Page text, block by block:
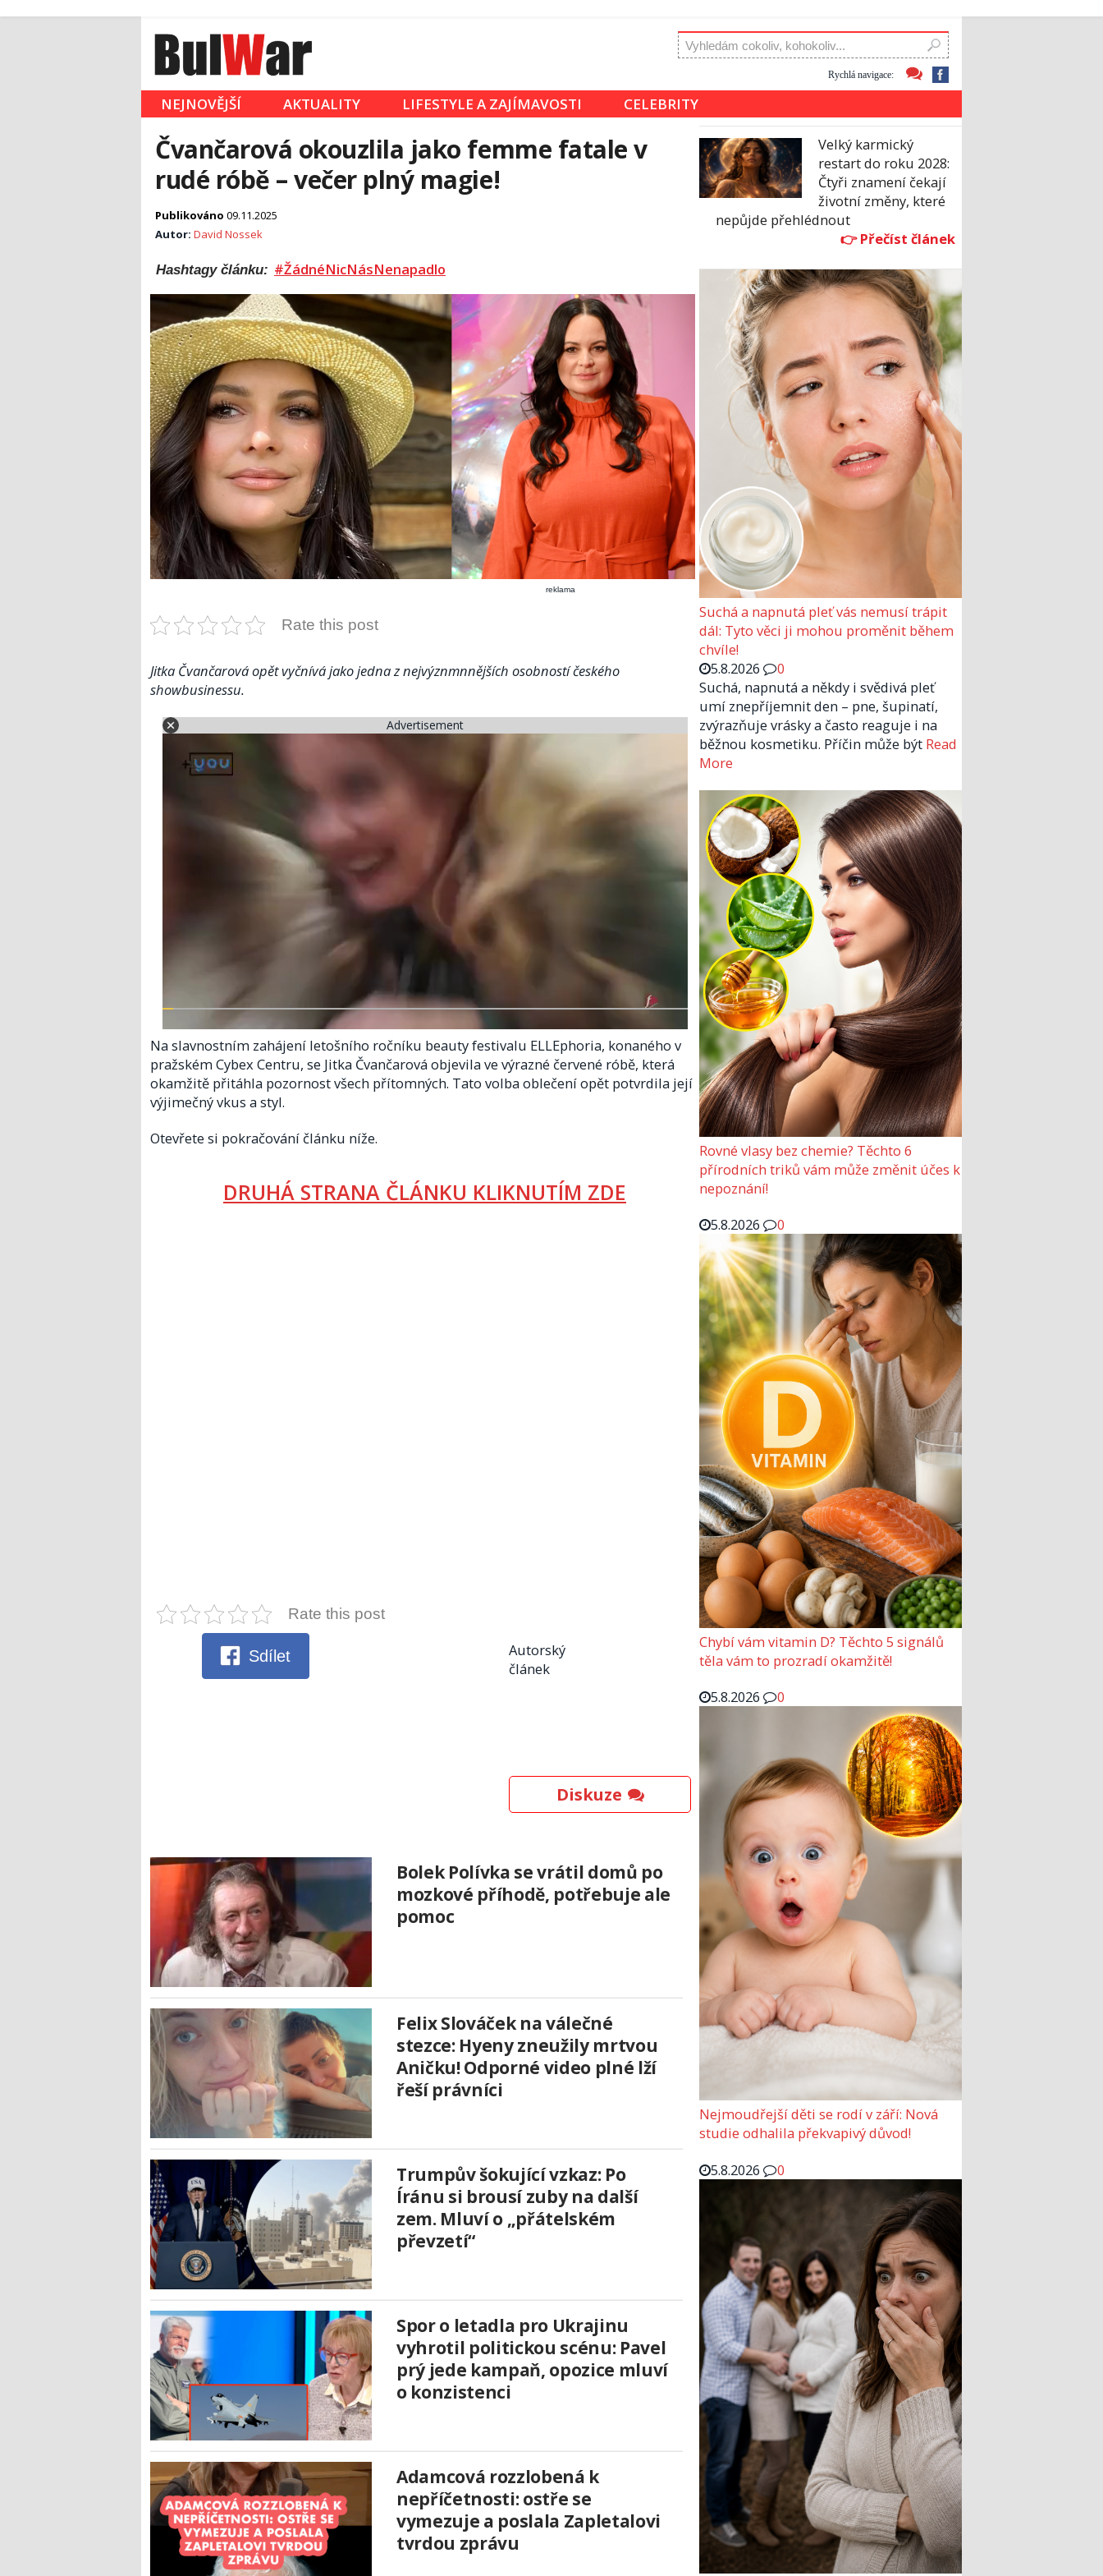
Rychlá navigace:
NEJNOVĚJŠÍ AKTUALITY LIFESTYLE A ZAJÍMAVOSTI CELEBRITY
Čvančarová okouzlila jako femme fatale v
rudé róbě – večer plný magie!
Publikováno 09.11.2025
Autor: David Nossek
Hashtagy článku: #ŽádnéNicNásNenapadlo
reklama
Rate this post
Jitka Čvančarová opět vyčnívá jako jedna z nejvýznmnnějších osobností českého
showbusinessu.
Advertisement
Na slavnostním zahájení letošního ročníku beauty festivalu ELLEphoria, konaného v
pražském Cybex Centru, se Jitka Čvančarová objevila ve výrazné červené róbě, která
okamžitě přitáhla pozornost všech přítomných. Tato volba oblečení opět potvrdila její
výjimečný vkus a styl.
Otevřete si pokračování článku níže.
DRUHÁ STRANA ČLÁNKU KLIKNUTÍM ZDE
Rate this post
Sdílet
Autorský
článek
Diskuze
Bolek Polívka se vrátil domů po
mozkové příhodě, potřebuje ale
pomoc
Felix Slováček na válečné
stezce: Hyeny zneužily mrtvou
Aničku! Odporné video plné lží
řeší právníci
Trumpův šokující vzkaz: Po
Íránu si brousí zuby na další
zem. Mluví o „přátelském
převzetí“
Spor o letadla pro Ukrajinu
vyhrotil politickou scénu: Pavel
prý jede kampaň, opozice mluví
o konzistenci
Adamcová rozzlobená k
nepříčetnosti: ostře se
vymezuje a poslala Zapletalovi
tvrdou zprávu
Velký karmický
restart do roku 2028:
Čtyři znamení čekají
životní změny, které
nepůjde přehlédnout
Suchá a napnutá pleť vás nemusí trápit
dál: Tyto věci ji mohou proměnit během
chvíle!
5.8.2026
0
Suchá, napnutá a někdy i svědivá pleť
umí znepříjemnit den – pne, šupinatí,
zvýrazňuje vrásky a často reaguje i na
běžnou kosmetiku. Příčin může být Read
More
Rovné vlasy bez chemie? Těchto 6
přírodních triků vám může změnit účes k
nepoznání!
5.8.2026
0
Chybí vám vitamin D? Těchto 5 signálů
těla vám to prozradí okamžitě!
5.8.2026
0
Nejmoudřejší děti se rodí v září: Nová
studie odhalila překvapivý důvod!
5.8.2026
0